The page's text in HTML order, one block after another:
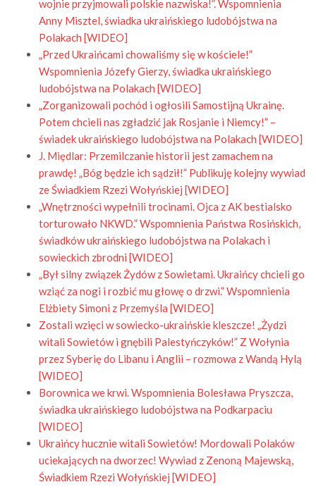
wojnie przyjmowali polskie nazwiska!”. Wspomnienia
Anny Misztel, świadka ukraińskiego ludobójstwa na
Polakach [WIDEO]
„Przed Ukraińcami chowaliśmy się w kościele!”
Wspomnienia Józefy Gierzy, świadka ukraińskiego
ludobójstwa na Polakach [WIDEO]
„Zorganizowali pochód i ogłosili Samostijną Ukrainę.
Potem chcieli nas zgładzić jak Rosjanie i Niemcy!” –
świadek ukraińskiego ludobójstwa na Polakach [WIDEO]
J. Międlar: Przemilczanie historii jest zamachem na
prawdę! „Bóg będzie ich sądził!” Publikuję kolejny wywiad
ze Świadkiem Rzezi Wołyńskiej [WIDEO]
„Wnętrzności wypełnili trocinami. Ojca z AK bestialsko
torturowało NKWD.” Wspomnienia Państwa Rosińskich,
świadków ukraińskiego ludobójstwa na Polakach i
sowieckich zbrodni [WIDEO]
„Był silny związek Żydów z Sowietami. Ukraińcy chcieli go
wziąć za nogi i rozbić mu głowę o drzwi.” Wspomnienia
Elżbiety Simoni z Przemyśla [WIDEO]
Zostali wzięci w sowiecko-ukraińskie kleszcze! „Żydzi
witali Sowietów i gnębili Palestyńczyków!” Z Wołynia
przez Syberię do Libanu i Anglii – rozmowa z Wandą Hylą
[WIDEO]
Borownica we krwi. Wspomnienia Bolesława Pryszcza,
świadka ukraińskiego ludobójstwa na Podkarpaciu
[WIDEO]
Ukraińcy hucznie witali Sowietów! Mordowali Polaków
uciekających na dworzec! Wywiad z Zenoną Majewską,
Świadkiem Rzezi Wołyńskiej [WIDEO]